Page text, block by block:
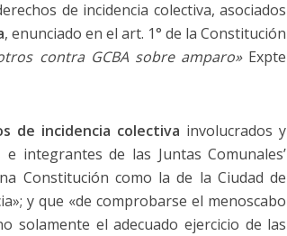
de incidencia colectiva, asociados
, enunciado en el art. 1° de la Constitución
contra GCBA sobre amparo»Expte
de incidencia colectiva involucrados y
e integrantes de las Juntas Comunales’
Constitución como la de la Ciudad de
y que «de comprobarse el menoscabo
solamente el adecuado ejercicio de las